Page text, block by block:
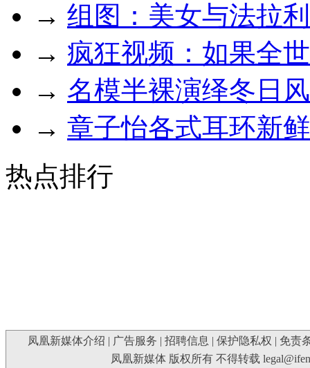
→ 组图：美女与法拉
→ 疯狂视频：如果全
→ 名模半裸演绎冬日
→ 章子怡各式耳环新
热点排行
凤凰新媒体介绍 | 广告服务 | 招聘信息 | 保护隐私权 | 免责
凤凰新媒体 版权所有 不得转载